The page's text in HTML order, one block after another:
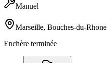
Manuel
Marseille, Bouches-du-Rhone
Enchère terminée